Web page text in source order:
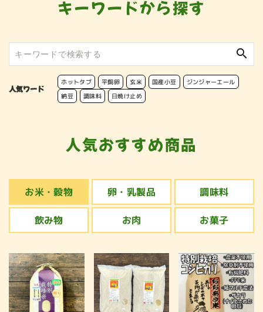
キーワードから探す
search
人気ワード
ホットタブ 平飼卵 玄米 国産小豆
ジンジャーエール
納豆
調味料 日焼け止め
人気おすすめ商品
お米・穀物 卵・乳製品 調味料
飲み物 お肉 お菓子